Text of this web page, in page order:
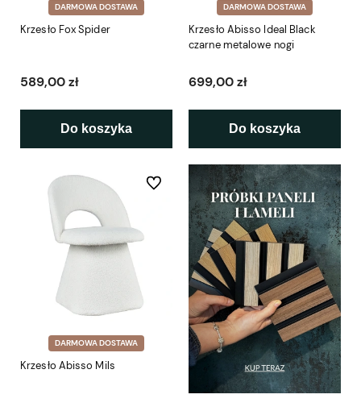
DARMOWA DOSTAWA
Krzesło Fox Spider
589,00 zł
Do koszyka
DARMOWA DOSTAWA
Krzesło Abisso Ideal Black
czarne metalowe nogi
699,00 zł
Do koszyka
DARMOWA DOSTAWA
Krzesło Abisso Mils
Do ulubionych